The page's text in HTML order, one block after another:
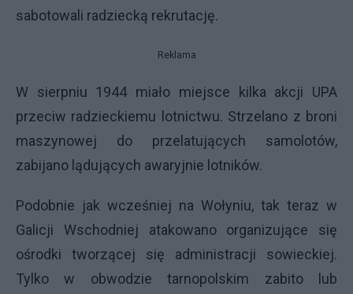
sabotowali radziecką rekrutację.
Reklama
W sierpniu 1944 miało miejsce kilka akcji UPA
przeciw radzieckiemu lotnictwu. Strzelano z broni
maszynowej do przelatujących samolotów,
zabijano lądujących awaryjnie lotników.
Podobnie jak wcześniej na Wołyniu, tak teraz w
Galicji Wschodniej atakowano organizujące się
ośrodki tworzącej się administracji sowieckiej.
Tylko w obwodzie tarnopolskim zabito lub